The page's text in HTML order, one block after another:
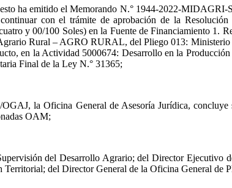
ha emitido el Memorando N.° 1944-2022-
con el trámite de aprobación de la
y 00/100 Soles) en la Fuente de Financiamiento 1.
Rural – AGRO RURAL, del Pliego 013:
en la Actividad 5000674: Desarrollo en la
Final de la Ley N.° 31365;
la Oficina General de Asesoría Jurídica,
OAM;
del Desarrollo Agrario; del Director
del Director General de la Oficina General de